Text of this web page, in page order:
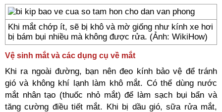
Khi mắt chớp ít, sẽ bị khô và mờ giống như kính xe hơi
bị bám bụi nhiều mà không được rửa. (Ảnh: WikiHow)
Vệ sinh mắt và các dụng cụ về mắt
Khi ra ngoài đường, bạn nên đeo kính bảo vệ để tránh
gió và không khí lạnh làm khô mắt. Có thể dùng nước
mắt nhân tạo (thuốc nhỏ mắt) để làm sạch bụi bẩn và
tăng cường điều tiết mắt. Khi bị dầu gió, sữa rửa mắt,